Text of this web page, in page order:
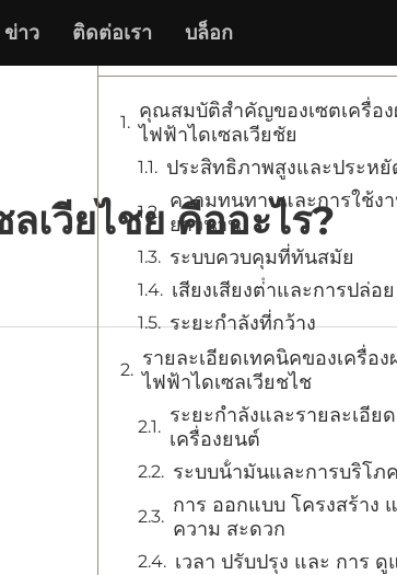
ข่าว ติดต่อเรา บล็อก
เวียไชย คืออะไร?
สารบัญ
คุณสมบัติสําคัญของเซตเครื่อ
ไฟฟ้าไดเซลเวียชัย
ประสิทธิภาพสูงและประห
ความทนทานและการใช้ง
ยาวนาน
ระบบควบคุมที่ทันสมัย
เสียงเสียงต่ําและการปล่อย
ระยะกําลังที่กว้าง
รายละเอียดเทคนิคของเครื่อง
ไฟฟ้าไดเซลเวียชไช
ระยะกําลังและรายละเอียด
เครื่องยนต์
ระบบน้ํามันและการบริโภค
การ ออกแบบ โครงสร้าง
ความ สะดวก
เวลา ปรับปรุง และ การ ดู